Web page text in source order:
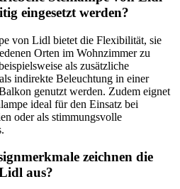
eingesetzt werden?
von Lidl bietet die Flexibilität, sie
Orten im Wohnzimmer zu
als zusätzliche
indirekte Beleuchtung in einer
genutzt werden. Zudem eignet
ideal für den Einsatz bei
oder als stimmungsvolle
zeichnen die
aus?